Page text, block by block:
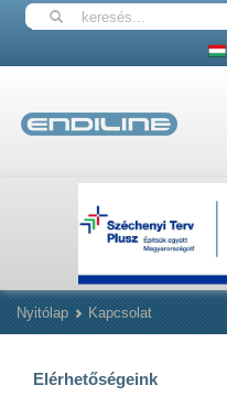
Nyitólap Kapcsolat
Elérhetőségeink